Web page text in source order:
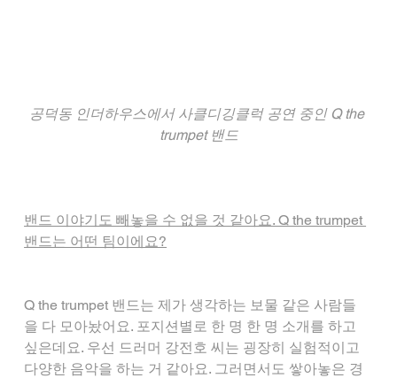
공덕동 인더하우스에서 사클디깅클럭 공연 중인 Q the
trumpet 밴드
밴드 이야기도 빼놓을 수 없을 것 같아요. Q the trumpet
밴드는 어떤 팀이에요?
Q the trumpet 밴드는 제가 생각하는 보물 같은 사람들
을 다 모아놨어요. 포지션별로 한 명 한 명 소개를 하고
싶은데요. 우선 드러머 강전호 씨는 굉장히 실험적이고
다양한 음악을 하는 거 같아요. 그러면서도 쌓아놓은 경